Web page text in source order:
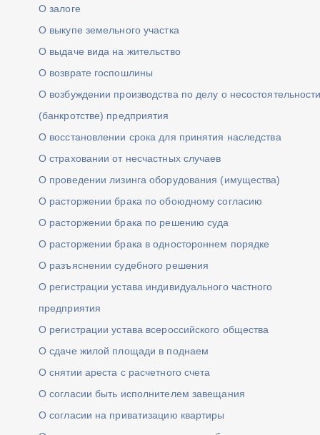
О залоге
О выкупе земельного участка
О выдаче вида на жительство
О возврате госпошлины
О возбуждении производства по делу о
(банкротстве) предприятия
О восстановлении срока для принятия наследства
О страховании от несчастных случаев
О проведении лизинга оборудования (имущества)
О расторжении брака по обоюдному согласию
О расторжении брака по решению суда
О расторжении брака в одностороннем порядке
О разъяснении судебного решения
О регистрации устава индивидуального частного
предприятия
О регистрации устава всероссийского общества
О сдаче жилой площади в поднаем
О снятии ареста с расчетного счета
О согласии быть исполнителем завещания
О согласии на приватизацию квартиры